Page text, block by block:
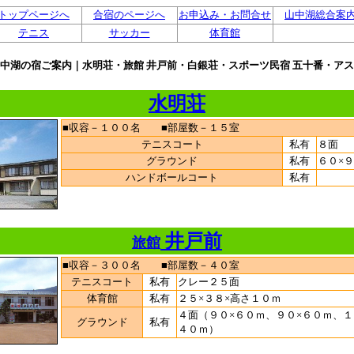
ップページへ 合宿のページへ お申込み・お問合せ
山中湖総合案
テニス
サッカー 体育館
湖の宿ご案内｜水明荘・旅館 井戸前・白銀荘・スポーツ民宿 五十番・ア
水明荘
■収容－１００名 ■部屋数－１５室
テニスコート
私有
８面
グラウンド
私有
６０×
ハンドボールコート
私有
旅館 井戸前
■収容－３００名 ■部屋数－４０室
テニスコート
私有
クレー２５面
体育館
私有
２５×３８×高さ１０ｍ
グラウンド
私有
４面（９０×６０ｍ、９０×６０ｍ、
４０ｍ）